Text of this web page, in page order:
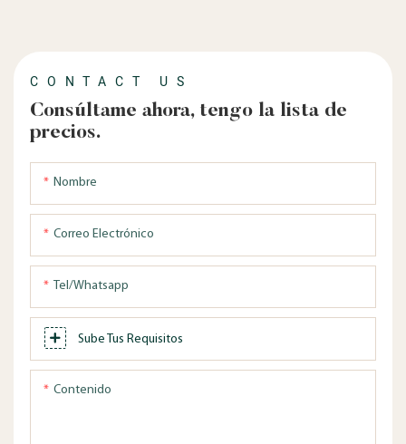
CONTACT US
Consúltame ahora, tengo la lista de
precios.
Nombre
Correo Electrónico
Tel/whatsapp
Sube Tus Requisitos
Contenido